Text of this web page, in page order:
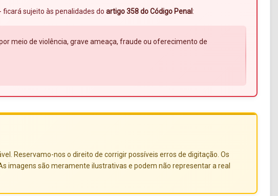
ficará sujeito às penalidades do artigo 358 do Código Penal:
meio de violência, grave ameaça, fraude ou oferecimento de
Reservamo-nos o direito de corrigir possíveis erros de digitação. Os
imagens são meramente ilustrativas e podem não representar a real